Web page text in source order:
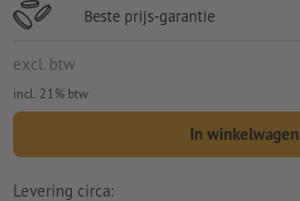
Beste prijs-garantie
excl. btw
incl. 21% btw
In winkelwagen
Levering circa: